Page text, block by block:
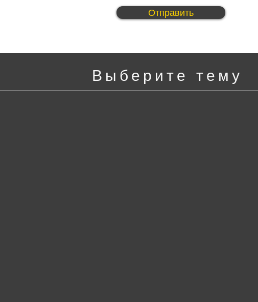
Отправить
Выберите тему